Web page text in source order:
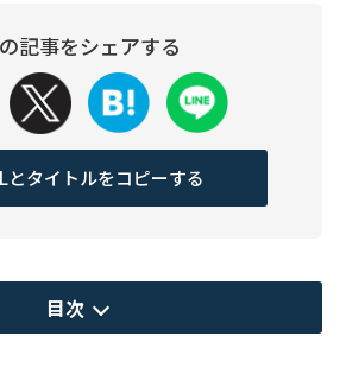
記事をシェアする
とタイトルをコピーする
目次